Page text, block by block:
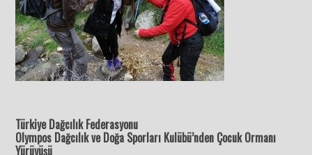
Türkiye Dağcılık Federasyonu
Olympos Dağcılık ve Doğa Sporları Kulübü’nden Çocuk Ormanı
Yürüyüşü